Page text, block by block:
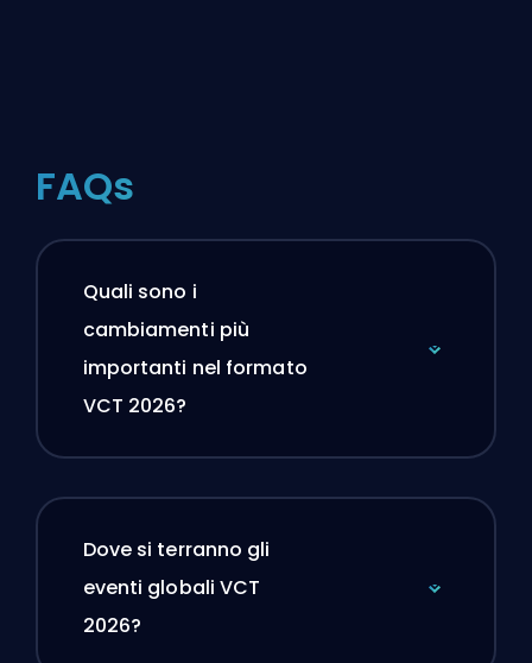
FAQs
Quali sono i
cambiamenti più
importanti nel formato
VCT 2026?
Dove si terranno gli
eventi globali VCT
2026?